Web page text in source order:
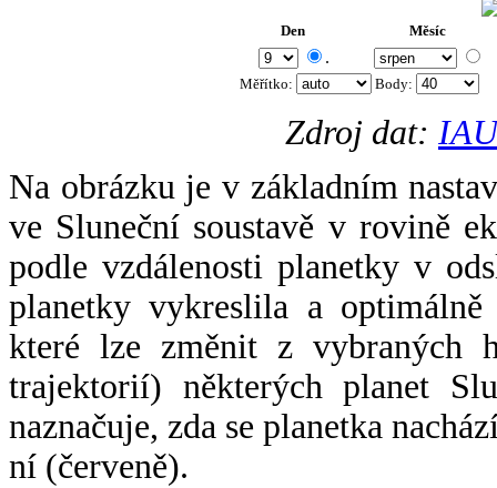
Den Měsíc
.
Měřítko: Body:
Zdroj dat:
Na obrázku je v základním
ve Sluneční soustavě v rovině
podle vzdálenosti planetky v
planetky vykreslila a
které lze změnit z vybraných
trajektorií) některých planet
naznačuje, zda se planetka
ní (červeně).